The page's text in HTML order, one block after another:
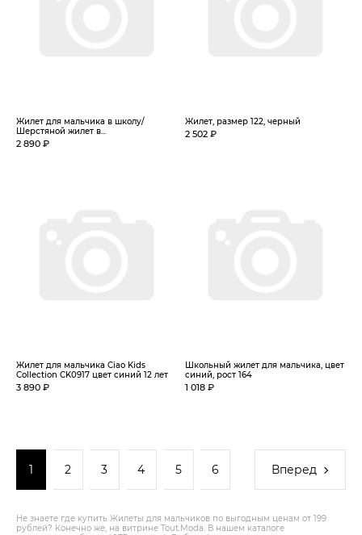
Жилет для мальчика в школу/
Шерстяной жилет в...
2 890 ₽
Жилет, размер 122, черный
2 502 ₽
Жилет для мальчика Ciao Kids
Collection CK0917 цвет синий 12 лет
3 890 ₽
Школьный жилет для мальчика, цвет
синий, рост 164
1 018 ₽
1 2 3 4 5 6 Вперед
Не знаете где купить Жилеты для мальчиков по выгодным ценам от 199
рублей? Конечно же, на витрине Tout.Modа. В нашем каталоге